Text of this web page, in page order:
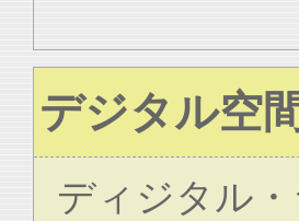
デジタル空
ディジタル